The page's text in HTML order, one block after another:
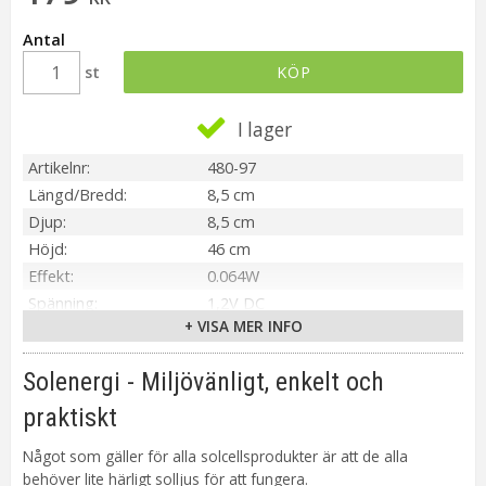
Antal
st
KÖP
I lager
Artikelnr
480-97
Längd/Bredd
8,5 cm
Djup
8,5 cm
Höjd
46 cm
Effekt
0.064W
Spänning
1,2V DC
IP44
Material / Färg
Svart
Ljuskälla
Inbyggd LED
Sockel
Livslängd
ca.10000 tim
+ VISA MER INFO
Solenergi - Miljövänligt, enkelt och
praktiskt
Något som gäller för alla solcellsprodukter är att de alla
behöver lite härligt solljus för att fungera.